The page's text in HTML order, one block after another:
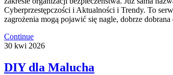
Cyberprzestępczości i Aktualności i Trendy. To
zagrożenia mogą pojawić się nagle, dobrze
Continue
30 kwi 2026
DIY dla Malucha